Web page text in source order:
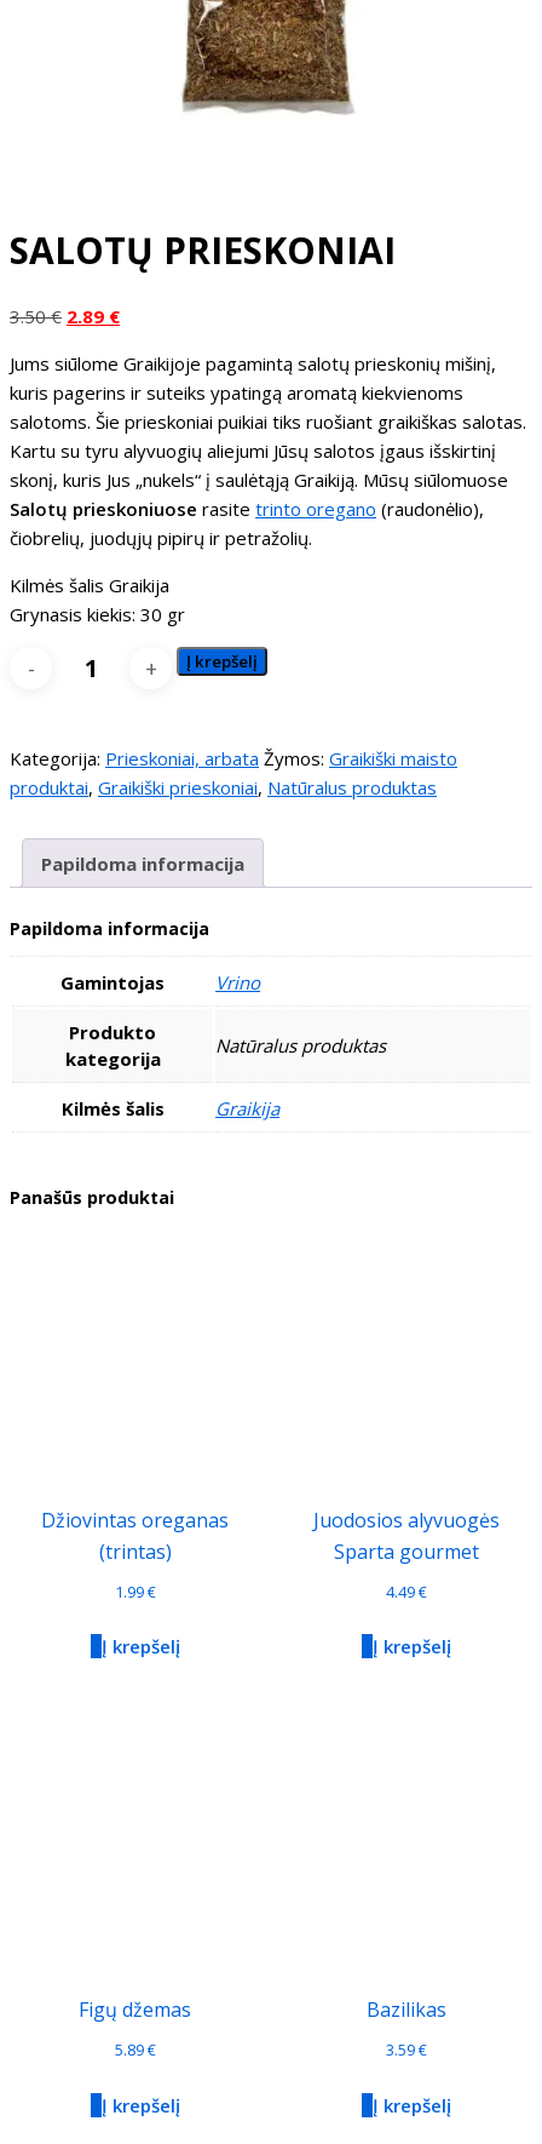
SALOTŲ PRIESKONIAI
3.50€ Original
was:
3.50 €.
2.89 €Current
is:
2.89 €.
Jums siūlome Graikijoje pagamintą salotų prieskonių mišinį,
kuris pagerins ir suteiks ypatingą aromatą kiekvienoms
salotoms. Šie prieskoniai puikiai tiks ruošiant graikiškas salotas.
Kartu su tyru alyvuogių aliejumi Jūsų salotos įgaus išskirtinį
skonį, kuris Jus „nukels“ į saulėtąją Graikiją. Mūsų siūlomuose
Salotų prieskoniuose rasite trinto oregano (raudonėlio),
čiobrelių, juodųjų pipirų ir petražolių.
Kilmės šalis Graikija
Grynasis kiekis: 30 gr
produkto
prieskoniai
Į krepšelį
Kategorija: Prieskoniai, arbata Žymos: Graikiški maisto
produktai, Graikiški prieskoniai, Natūralus produktas
Papildoma informacija
Papildoma informacija
Gamintojas Vrino
Produkto
kategorija
Natūralus produktas
Kilmės šalis Graikija
Panašūs produktai
Džiovintas oreganas
(trintas)
1.99€
Į krepšelį
Juodosios alyvuogės
Sparta gourmet
4.49€
Į krepšelį
Figų džemas
5.89€
Į krepšelį
Bazilikas
3.59€
Į krepšelį